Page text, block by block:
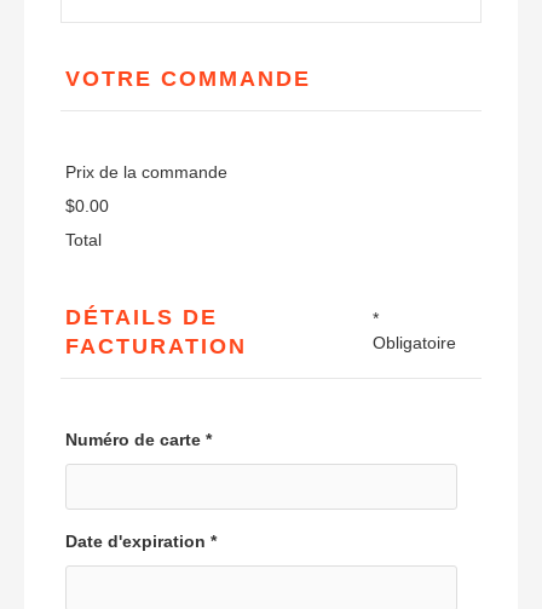
VOTRE COMMANDE
Prix de la commande
$0.00
Total
DÉTAILS DE
FACTURATION
*
Obligatoire
Numéro de carte *
Date d'expiration *